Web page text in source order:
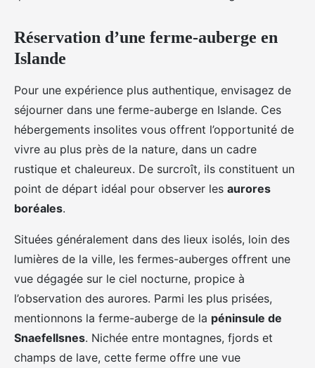
Réservation d’une ferme-auberge en
Islande
Pour une expérience plus authentique, envisagez de
séjourner dans une ferme-auberge en Islande. Ces
hébergements insolites vous offrent l’opportunité de
vivre au plus près de la nature, dans un cadre
rustique et chaleureux. De surcroît, ils constituent un
point de départ idéal pour observer les aurores
boréales.
Situées généralement dans des lieux isolés, loin des
lumières de la ville, les fermes-auberges offrent une
vue dégagée sur le ciel nocturne, propice à
l’observation des aurores. Parmi les plus prisées,
mentionnons la ferme-auberge de la péninsule de
Snaefellsnes. Nichée entre montagnes, fjords et
champs de lave, cette ferme offre une vue